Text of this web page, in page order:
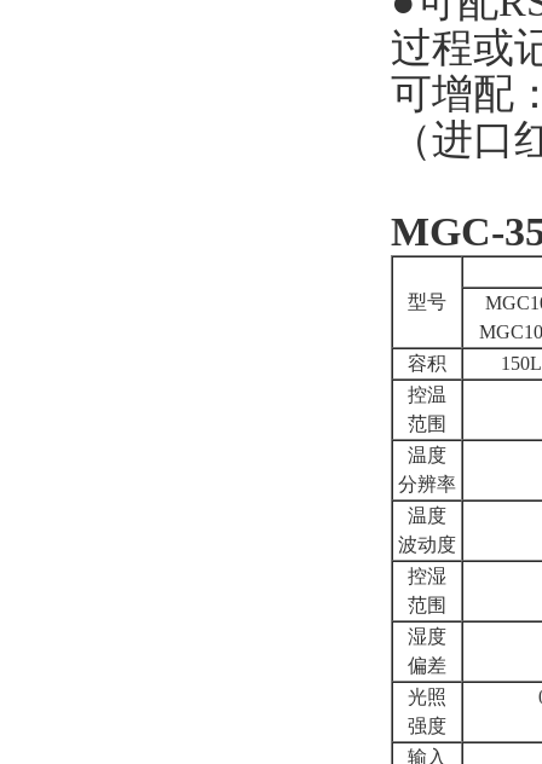
过程或
可增配
（进口
MGC-
型号
容积
150L
控温
范围
温度
分辨率
温度
波动度
控湿
范围
湿度
偏差
光照
强度
输入